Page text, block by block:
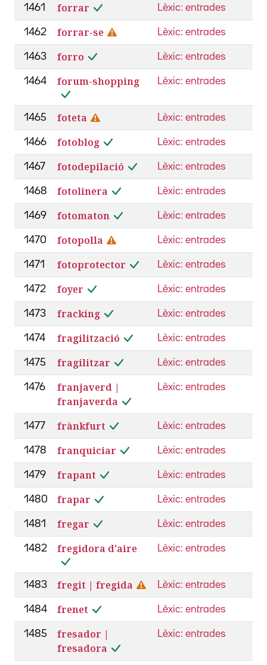
1461 forrar Lèxic: entrades
1462 forrar-se Lèxic: entrades
1463 forro Lèxic: entrades
1464 forum-shopping Lèxic: entrades
1465 foteta Lèxic: entrades
1466 fotoblog Lèxic: entrades
1467 fotodepilació Lèxic: entrades
1468 fotolinera Lèxic: entrades
1469 fotomaton Lèxic: entrades
1470 fotopolla Lèxic: entrades
1471 fotoprotector Lèxic: entrades
1472 foyer Lèxic: entrades
1473 fracking Lèxic: entrades
1474 fragilització Lèxic: entrades
1475 fragilitzar Lèxic: entrades
1476
franjaverd |
franjaverda
Lèxic: entrades
1477 frànkfurt Lèxic: entrades
1478 franquiciar Lèxic: entrades
1479 frapant Lèxic: entrades
1480 frapar Lèxic: entrades
1481 fregar Lèxic: entrades
1482 fregidora d'aire Lèxic: entrades
1483 fregit | fregida Lèxic: entrades
1484 frenet Lèxic: entrades
1485
fresador |
fresadora
Lèxic: entrades